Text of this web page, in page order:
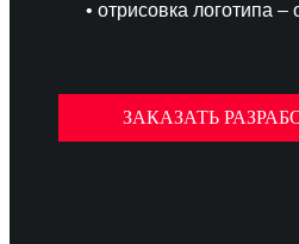
• отрисовка логотипа –
ЗАКАЗАТЬ